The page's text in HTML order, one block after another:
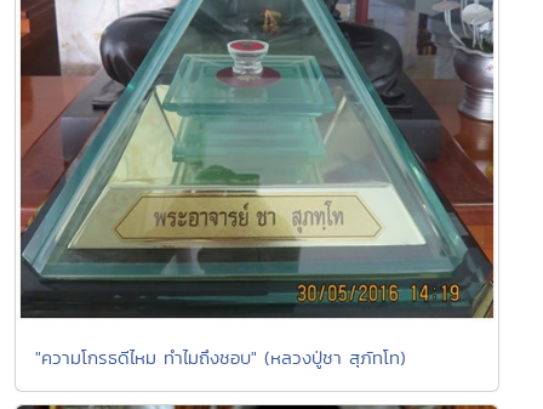
"ความโกรธดีไหม ทำไมถึงชอบ" (หลวงปู่ชา สุภัทโท)